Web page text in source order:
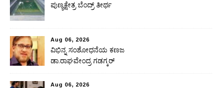
ಪುಣ್ಯಕ್ಷೇತ್ರ ಬೆಂದ್ರ್ ತೀರ್ಥ
Aug 06, 2026
ವಿಭಿನ್ನ ಸಂಶೋಧನೆಯ ಕಣಜ
ಡಾ.ರಾಘವೇಂದ್ರ ಗಡಗ್ಕರ್
Aug 06, 2026